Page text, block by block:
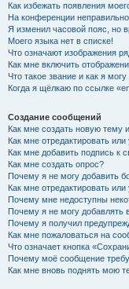
Как избежать появления
На конференции
Я изменил часовой пояс, но
Моего языка нет в списке!
Что означают изображения
Как мне включить
Что такое звание и как я
Когда я щёлкаю по ссылке
Создание сообщений
Как мне создать новую тему
Как мне отредактировать
Как мне добавить подпись к
Как мне создать опрос?
Почему я не могу добавить
Как мне отредактировать
Почему мне недоступны
Почему я не могу добавлять
Почему я получил
Как мне пожаловаться на
Что означает кнопка
Почему моё сообщение
Как мне вновь поднять мою